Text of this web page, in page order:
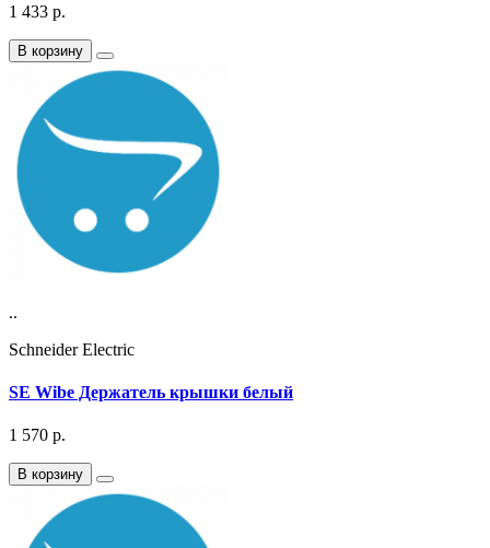
1 433 р.
В корзину
..
Schneider Electric
SE Wibe Держатель крышки белый
1 570 р.
В корзину